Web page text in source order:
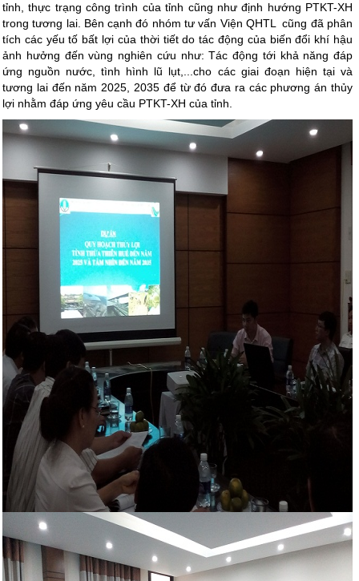
tỉnh, thực trạng công trình của tỉnh cũng như định hướng PTKT-XH
trong tương lai. Bên cạnh đó nhóm tư vấn Viện QHTL cũng đã phân
tích các yếu tố bất lợi của thời tiết do tác động của biến đổi khí hậu
ảnh hưởng đến vùng nghiên cứu như: Tác động tới khả năng đáp
ứng nguồn nước, tình hình lũ lụt,...cho các giai đoạn hiện tại và
tương lai đến năm 2025, 2035 để từ đó đưa ra các phương án thủy
lợi nhằm đáp ứng yêu cầu PTKT-XH của tỉnh.